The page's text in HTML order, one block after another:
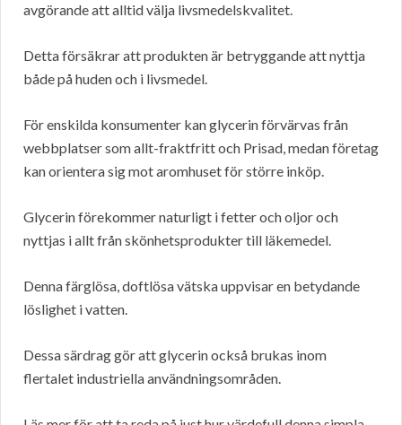
avgörande att alltid välja livsmedelskvalitet.
Detta försäkrar att produkten är betryggande att nyttja
både på huden och i livsmedel.
För enskilda konsumenter kan glycerin förvärvas från
webbplatser som allt-fraktfritt och Prisad, medan företag
kan orientera sig mot aromhuset för större inköp.
Glycerin förekommer naturligt i fetter och oljor och
nyttjas i allt från skönhetsprodukter till läkemedel.
Denna färglösa, doftlösa vätska uppvisar en betydande
löslighet i vatten.
Dessa särdrag gör att glycerin också brukas inom
flertalet industriella användningsområden.